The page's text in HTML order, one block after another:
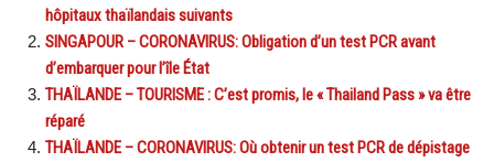
hôpitaux thaïlandais suivants
SINGAPOUR – CORONAVIRUS: Obligation d’un test PCR avant
d’embarquer pour l’île État
THAÏLANDE – TOURISME : C’est promis, le « Thailand Pass » va être
réparé
THAÏLANDE – CORONAVIRUS: Où obtenir un test PCR de dépistage